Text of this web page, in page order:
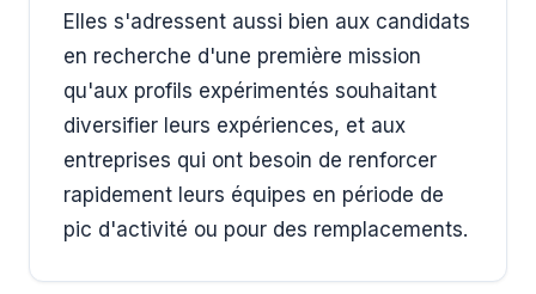
Elles s'adressent aussi bien aux candidats
en recherche d'une première mission
qu'aux profils expérimentés souhaitant
diversifier leurs expériences, et aux
entreprises qui ont besoin de renforcer
rapidement leurs équipes en période de
pic d'activité ou pour des remplacements.